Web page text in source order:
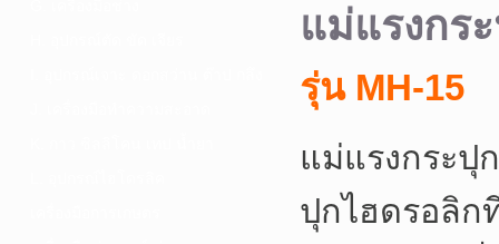
แม่แรงกร
รุ่น MH-15
แม่แรงกระปุ
ปุกไฮดรอลิก